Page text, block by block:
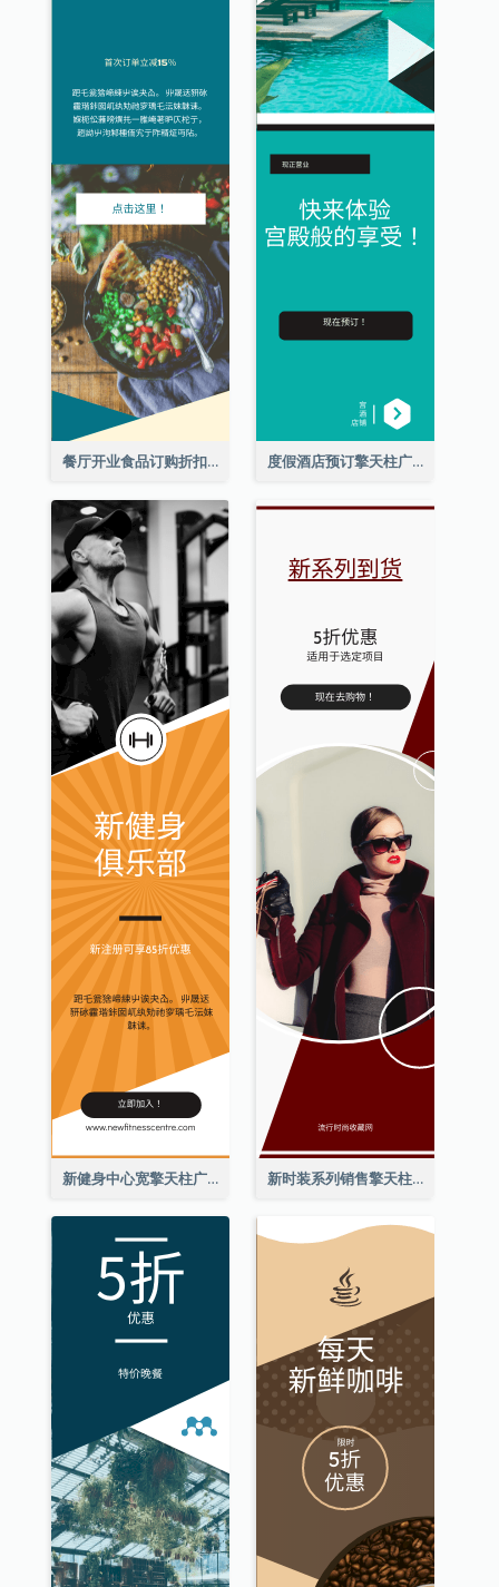
餐厅开业食品订购折扣擎天柱广告 度假酒店预订擎天柱广告
新健身中心宽擎天柱广告 新时装系列销售擎天柱广告